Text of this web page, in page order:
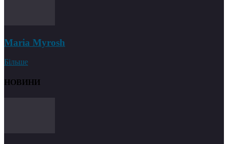
Maria Myrosh
Більше
НОВИНИ